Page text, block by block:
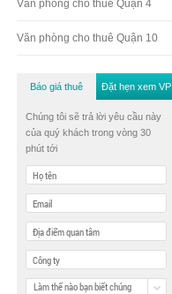
Văn phòng cho thuê Quận 4
Văn phòng cho thuê Quận 10
Báo giá thuê Đặt hẹn xem VP
Chúng tôi sẽ trả lời yêu cầu này
của quý khách trong vòng 30
phút tới
Làm thế nào bạn biết chúng